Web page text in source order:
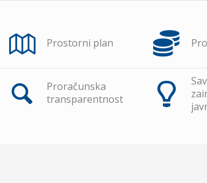
Prostorni plan
Proračunska
transparentnost